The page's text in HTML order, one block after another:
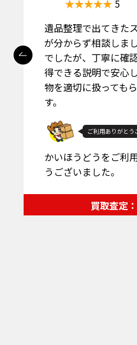
5
遺品整理で出てきた
が分からず相談しま
でしたが、丁寧に確
得できる説明で安心
物を適切に扱っても
す。
ご利用ありがとう
かいほうどうをご利
うございました。
買取査定：